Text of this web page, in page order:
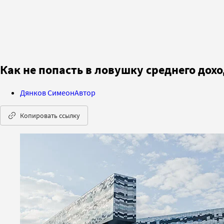
Как не попасть в ловушку среднего
Дянков СимеонАвтор
Копировать ссылку